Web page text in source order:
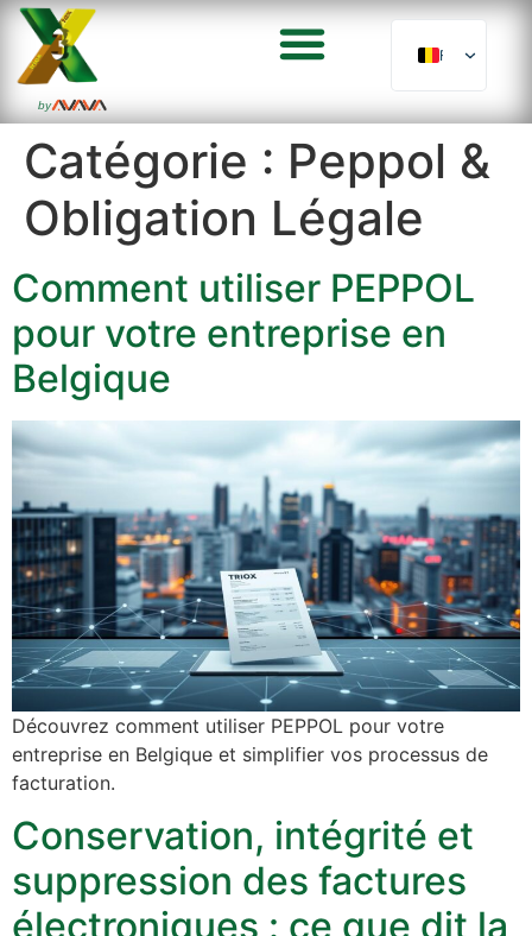
by
Catégorie : Peppol &
Obligation Légale
Comment utiliser PEPPOL
pour votre entreprise en
Belgique
Découvrez comment utiliser PEPPOL pour votre
entreprise en Belgique et simplifier vos processus de
facturation.
Conservation, intégrité et
suppression des factures
électroniques : ce que dit la